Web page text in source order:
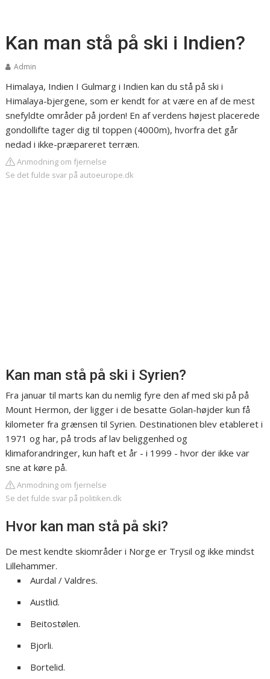
Kan man stå på ski i Indien?
Admin
Himalaya, Indien I Gulmarg i Indien kan du stå på ski i
Himalaya-bjergene, som er kendt for at være en af de mest
snefyldte områder på jorden! En af verdens højest placerede
gondollifte tager dig til toppen (4000m), hvorfra det går
nedad i ikke-præpareret terræn.
Anmodning om fjernelse
Se det fulde svar på autoeurope.dk
Kan man stå på ski i Syrien?
Fra januar til marts kan du nemlig fyre den af med ski på på
Mount Hermon, der ligger i de besatte Golan-højder kun få
kilometer fra grænsen til Syrien. Destinationen blev etableret i
1971 og har, på trods af lav beliggenhed og
klimaforandringer, kun haft et år - i 1999 - hvor der ikke var
sne at køre på.
Anmodning om fjernelse
Se det fulde svar på politiken.dk
Hvor kan man stå på ski?
De mest kendte skiområder i Norge er Trysil og ikke mindst
Lillehammer.
Aurdal / Valdres.
Austlid.
Beitostølen.
Bjorli.
Bortelid.